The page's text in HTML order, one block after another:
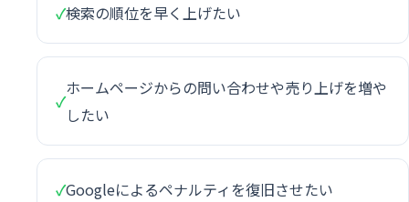
✓検索の順位を早く上げたい
✓
ホームページからの問い合わせや売り上げを増や
したい
✓Googleによるペナルティを復旧させたい